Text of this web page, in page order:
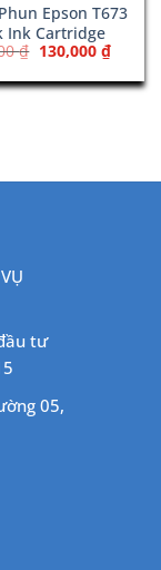
Epson T673
Ink Cartridge
₫ Giá
là:
150,000 ₫.
130,000 ₫Giá
hiện
tại
là:
tư
05,